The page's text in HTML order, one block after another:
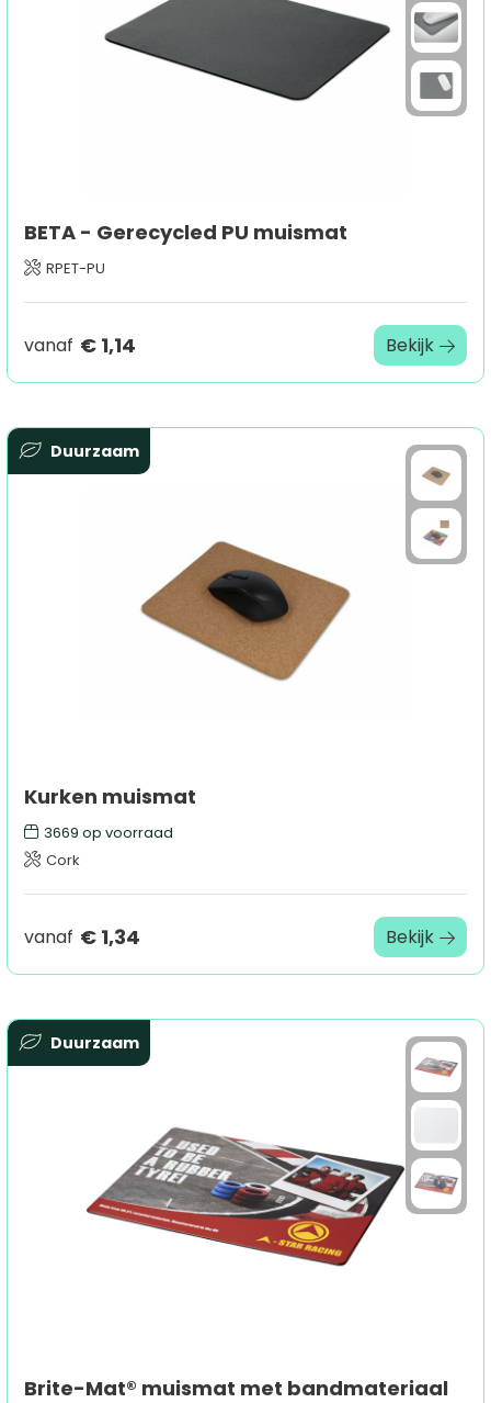
BETA - Gerecycled PU muismat
RPET-PU
vanaf € 1,14 Bekijk
Duurzaam
Kurken muismat
3669 op voorraad
Cork
vanaf € 1,34 Bekijk
Duurzaam
Brite-Mat® muismat met bandmateriaal